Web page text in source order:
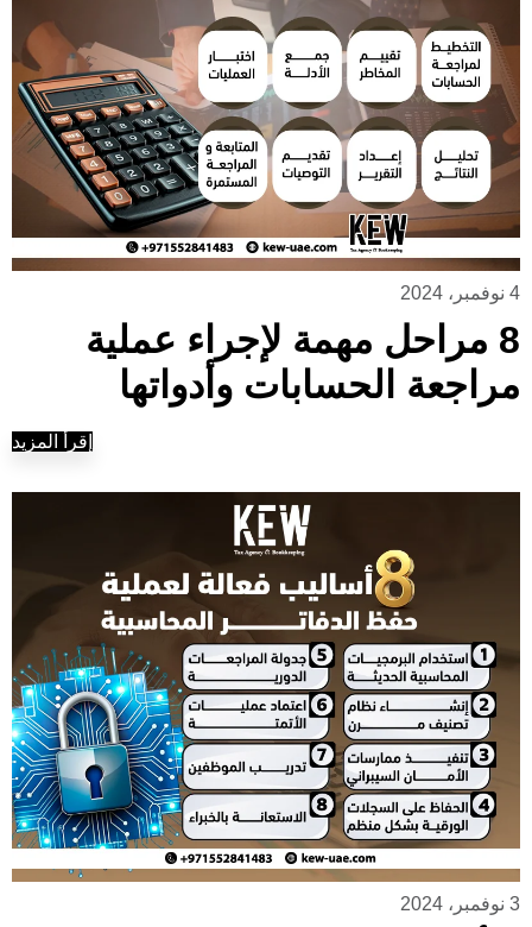
4 نوفمبر، 2024
8 مراحل مهمة لإجراء عملية
مراجعة الحسابات وأدواتها
إقرأ المزيد
3 نوفمبر، 2024